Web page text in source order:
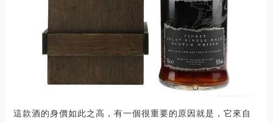
這款酒的身價如此之高，有一個很重要的原因就是，它來自